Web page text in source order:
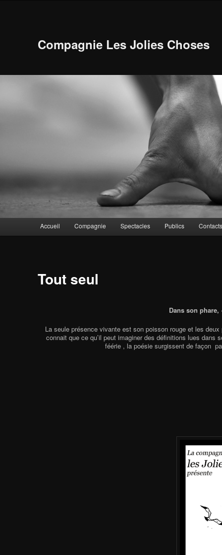
Compagnie Les Jolies Choses
Menu principal
Aller au contenu principal
Aller au contenu secondaire
Accueil Compagnie Spectacles Publics
Tout seul
Dans son
La seule présence vivante est son poisson rouge et les
connait que ce qu’il peut imaginer des définitions lues
féérie , la poésie surgissent de façon